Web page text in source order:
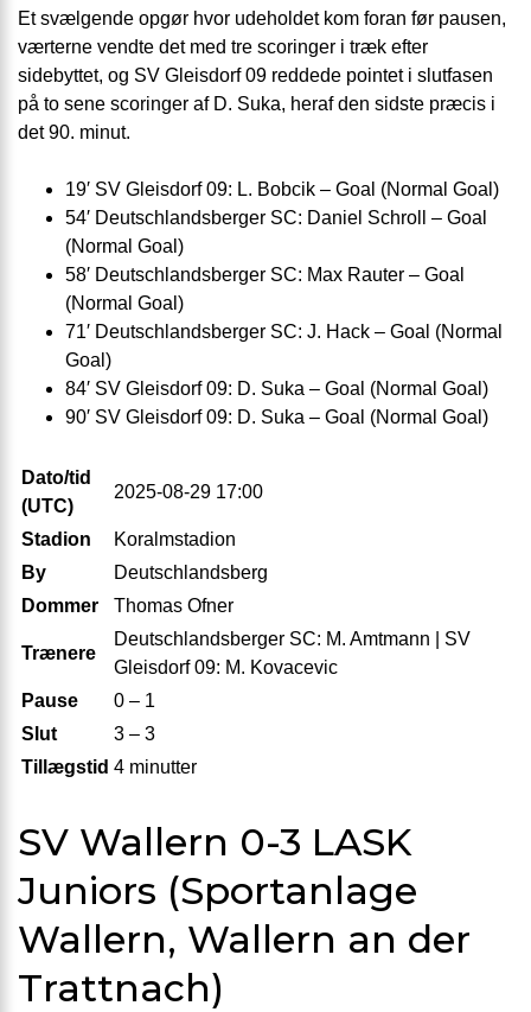
Et svælgende opgør hvor udeholdet kom foran før pausen,
værterne vendte det med tre scoringer i træk efter
sidebyttet, og SV Gleisdorf 09 reddede pointet i slutfasen
på to sene scoringer af D. Suka, heraf den sidste præcis i
det 90. minut.
19′ SV Gleisdorf 09: L. Bobcik – Goal (Normal Goal)
54′ Deutschlandsberger SC: Daniel Schroll – Goal
(Normal Goal)
58′ Deutschlandsberger SC: Max Rauter – Goal
(Normal Goal)
71′ Deutschlandsberger SC: J. Hack – Goal (Normal
Goal)
84′ SV Gleisdorf 09: D. Suka – Goal (Normal Goal)
90′ SV Gleisdorf 09: D. Suka – Goal (Normal Goal)
Dato/tid
(UTC)
2025-08-29 17:00
Stadion
Koralmstadion
By
Deutschlandsberg
Dommer
Thomas Ofner
Trænere
Deutschlandsberger SC: M. Amtmann | SV
Gleisdorf 09: M. Kovacevic
Pause
0 – 1
Slut
3 – 3
Tillægstid 4 minutter
SV Wallern 0-3 LASK
Juniors (Sportanlage
Wallern, Wallern an der
Trattnach)